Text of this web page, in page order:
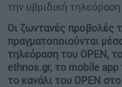
την υβριδική
Οι ζωντανές προβολές
πραγματοποιούνται
τηλεόραση του OPEN,
ethnos.gr, το mobile app
το κανάλι του OPEN